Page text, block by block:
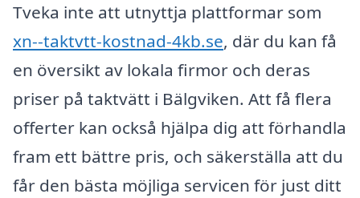
Tveka inte att utnyttja plattformar som
xn--taktvtt-kostnad-4kb.se, där du kan få
en översikt av lokala firmor och deras
priser på taktvätt i Bälgviken. Att få flera
offerter kan också hjälpa dig att förhandla
fram ett bättre pris, och säkerställa att du
får den bästa möjliga servicen för just ditt